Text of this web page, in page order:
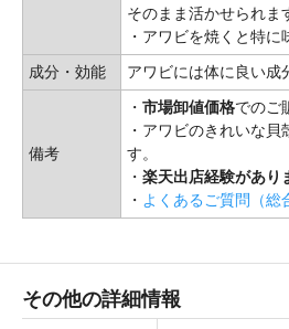
そのまま活かせられま
・アワビを焼くと特
成分・効能
アワビには体に良い
備考
・ 市場卸値価格でのご
・アワビのきれいな
す。
・ 楽天出店経験があり
・ よくあるご質問（総
その他の詳細情報